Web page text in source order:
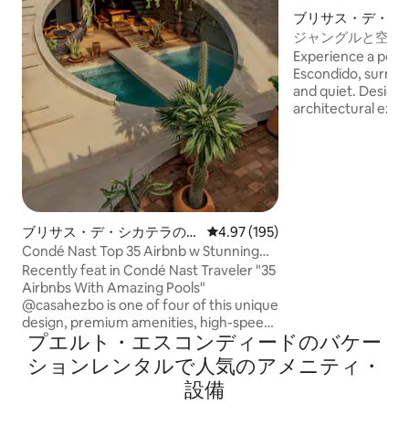
ブリサス・デ・シカテラの一
軒家
レビュー195件、5つ星中4.97つ
4.97 (195)
Condé Nast Top 35 Airbnb w Stunning
Pool-Starlink
Recently feat in Condé Nast Traveler "35
Airbnbs With Amazing Pools"
@casahezbo is one of four of this unique
design, premium amenities, high-speed
Starlink internet, best of Puerto
Escondido on your doorstep. Located in
La Punta, 5 min walk to the beach,
restaurants, bars, & coffeeshops. Two
ブリサス・デ・シ
ョン・アパート
ジャングルと空の
ントハウス
Experience a
Escondido,
and quiet.
architectural
プエルト・エスコンディードのバケー
ションレンタルで人気のアメニティ・
設備